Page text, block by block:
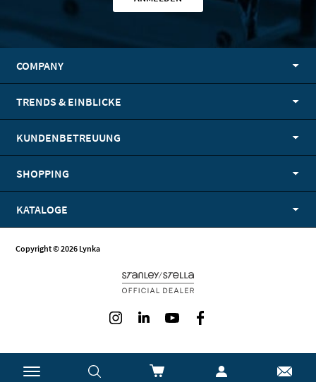
COMPANY
TRENDS & EINBLICKE
KUNDENBETREUUNG
SHOPPING
KATALOGE
Copyright © 2026 Lynka